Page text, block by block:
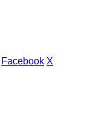
Facebook X